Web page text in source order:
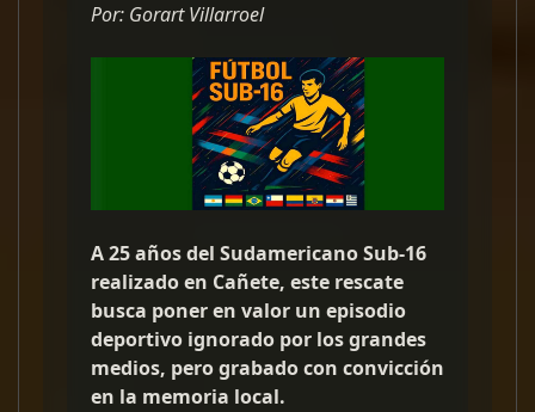
Por: Gorart Villarroel
A 25 años del Sudamericano Sub-16
realizado en Cañete, este rescate
busca poner en valor un episodio
deportivo ignorado por los grandes
medios, pero grabado con convicción
en la memoria local.